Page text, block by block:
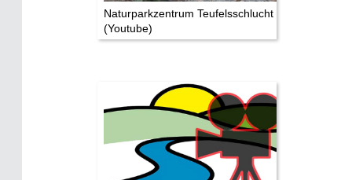
Naturparkzentrum Teufelsschlucht
(Youtube)